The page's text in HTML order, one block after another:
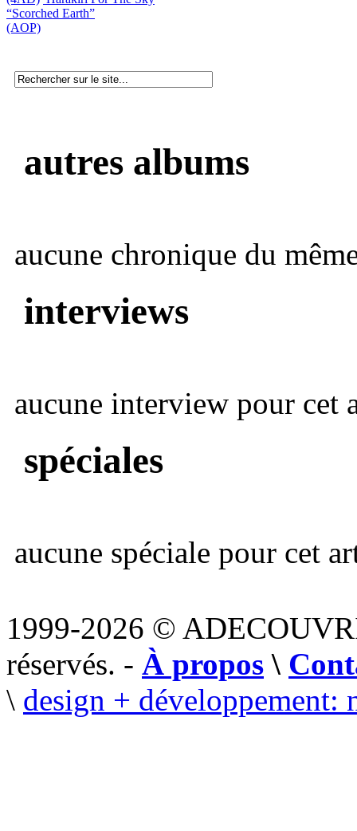
“Scorched Earth”
(AOP)
autres albums
aucune chronique du
interviews
aucune interview pour cet
spéciales
aucune spéciale pour cet
1999-2026 ©
réservés. - À propos \
\ design + développement: